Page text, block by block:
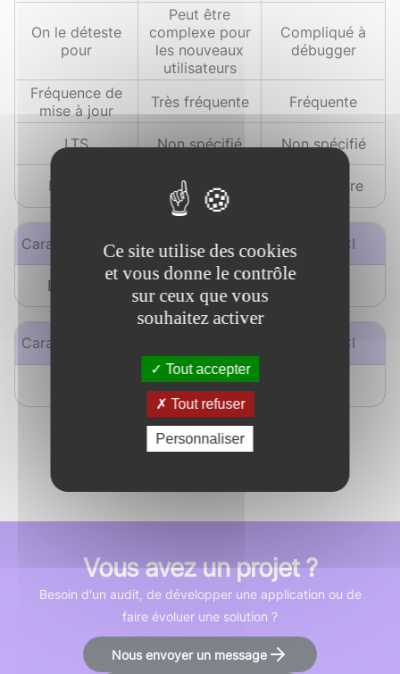
On le déteste
pour
Peut être
complexe pour
les nouveaux
utilisateurs
Compliqué à
débugger
Fréquence de
mise à jour
Très fréquente Fréquente
LTS Non spécifié Non spécifié
Maturité Très mature Très mature
Caractéristiques GitLab GitLab CI
Langage
Caractéristiques GitLab CI
Vous avez un projet ?
Besoin d'un audit, de développer une application ou de
faire évoluer une solution ?
Nous envoyer un message
Ce site utilise des cookies
et vous donne le contrôle
sur ceux que vous
souhaitez activer
Tout accepter
Tout refuser
Personnaliser